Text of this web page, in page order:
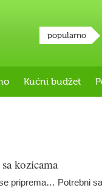
popularno
Kućni budžet
kozicama
priprema… Potrebni